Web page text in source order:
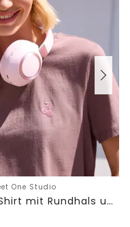
One Studio
T-Shirt mit Rundhals und Embroidery-Detail